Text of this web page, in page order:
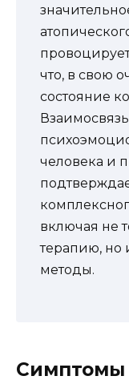
что, в свою
состояние
человека и
включая не
терапию, но
методы.
Симптомы